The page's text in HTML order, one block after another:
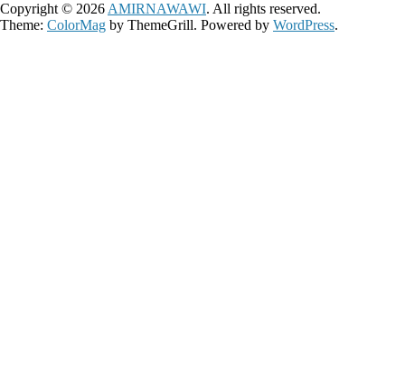
Copyright © 2026AMIRNAWAWI. All rights reserved.
Theme: ColorMag by ThemeGrill. Powered by WordPress.